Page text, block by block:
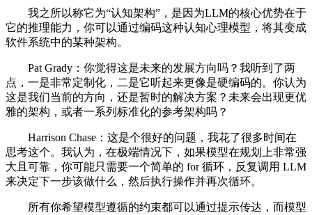
我之所以称它为“认知架构”，是因为LLM的核心优势在于
它的推理能力，你可以通过编码这种认知心理模型，将其变成
软件系统中的某种架构。
Pat Grady：你觉得这是未来的发展方向吗？我听到了两
点，一是非常定制化，二是它听起来更像是硬编码的。你认为
这是我们当前的方向，还是暂时的解决方案？未来会出现更优
雅的架构，或者一系列标准化的参考架构吗？
Harrison Chase：这是个很好的问题，我花了很多时间在
思考这个。我认为，在极端情况下，如果模型在规划上非常强
大且可靠，你可能只需要一个简单的 for 循环，反复调用 LLM
来决定下一步该做什么，然后执行操作并再次循环。
所有你希望模型遵循的约束都可以通过提示传达，而模型